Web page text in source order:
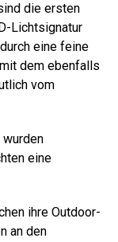
die ersten
Lichtsignatur
eine feine
dem ebenfalls
vom
eine
ihre Outdoor-
an den